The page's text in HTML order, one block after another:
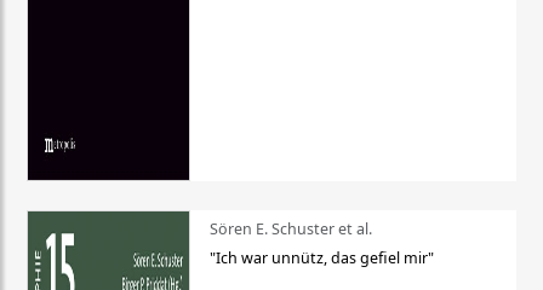
Sören E. Schuster et al.
"Ich war unnütz, das gefiel mir"